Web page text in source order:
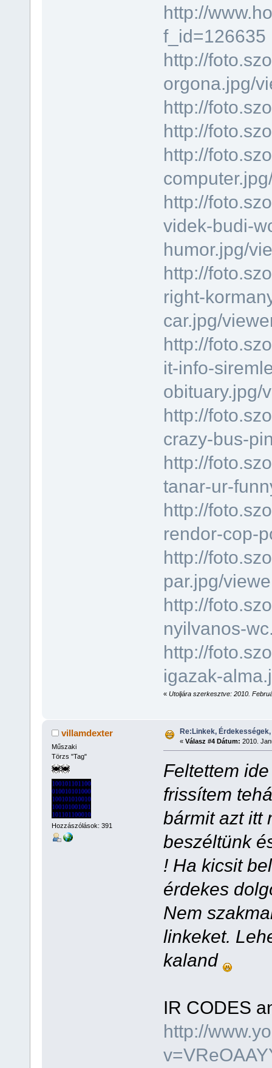
http://
f_id=126635
http://
orgona.jpg/
http://
http://
http://
http://
videk-budi-
humor.jpg/
http://
right-
car.jpg/
http://
it-info-
obituary.jpg/
http://
crazy-bus-
http://
tanar-ur-
http://
rendor-cop-
http://
par.jpg/
http://
nyilvanos-
http://
igazak-
« Utoljára szerkesztve: 2010.
villamdexter
Műszaki
Törzs "Tag"
Hozzászólások: 391
Re:Linkek,
« Válasz #4 Dátum: 2010.
Feltettem
frissítem
bármit azt itt
beszéltünk
! Ha kicsit
érdekes
Nem
linkeket.
kaland
IR CODES
http://